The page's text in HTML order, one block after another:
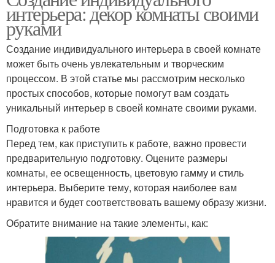
интерьера: декор комнаты своими
руками
Создание индивидуального интерьера в своей комнате
может быть очень увлекательным и творческим
процессом. В этой статье мы рассмотрим несколько
простых способов, которые помогут вам создать
уникальный интерьер в своей комнате своими руками.
Подготовка к работе
Перед тем, как приступить к работе, важно провести
предварительную подготовку. Оцените размеры
комнаты, ее освещенность, цветовую гамму и стиль
интерьера. Выберите тему, которая наиболее вам
нравится и будет соответствовать вашему образу жизни.
Обратите внимание на такие элементы, как: